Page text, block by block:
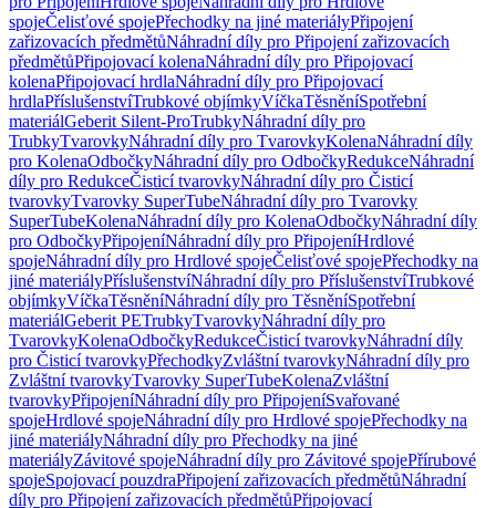
spojeČelisťové spojePřechodky na jiné materiályPřipojení
zařizovacích předmětůNáhradní díly pro Připojení zařizovacích
předmětůPřipojovací kolenaNáhradní díly pro Připojovací
kolenaPřipojovací hrdlaNáhradní díly pro Připojovací
hrdlaPříslušenstvíTrubkové objímkyVíčkaTěsněníSpotřební
materiálGeberit Silent-ProTrubkyNáhradní díly pro
TrubkyTvarovkyNáhradní díly pro TvarovkyKolenaNáhradní díly
pro KolenaOdbočkyNáhradní díly pro OdbočkyRedukceNáhradní
díly pro RedukceČisticí tvarovkyNáhradní díly pro Čisticí
tvarovkyTvarovky SuperTubeNáhradní díly pro Tvarovky
SuperTubeKolenaNáhradní díly pro KolenaOdbočkyNáhradní díly
pro OdbočkyPřipojeníNáhradní díly pro PřipojeníHrdlové
spojeNáhradní díly pro Hrdlové spojeČelisťové spojePřechodky na
jiné materiályPříslušenstvíNáhradní díly pro PříslušenstvíTrubkové
objímkyVíčkaTěsněníNáhradní díly pro TěsněníSpotřební
materiálGeberit PETrubkyTvarovkyNáhradní díly pro
TvarovkyKolenaOdbočkyRedukceČisticí tvarovkyNáhradní díly
pro Čisticí tvarovkyPřechodkyZvláštní tvarovkyNáhradní díly pro
Zvláštní tvarovkyTvarovky SuperTubeKolenaZvláštní
tvarovkyPřipojeníNáhradní díly pro PřipojeníSvařované
spojeHrdlové spojeNáhradní díly pro Hrdlové spojePřechodky na
jiné materiályNáhradní díly pro Přechodky na jiné
materiályZávitové spojeNáhradní díly pro Závitové spojePřírubové
spojeSpojovací pouzdraPřipojení zařizovacích předmětůNáhradní
díly pro Připojení zařizovacích předmětůPřipojovací